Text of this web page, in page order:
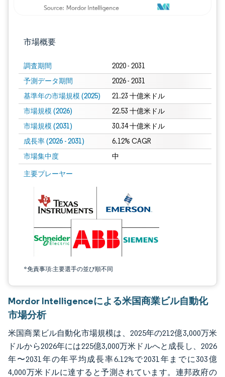
市場概要
調査期間 2020 - 2031
予測データ期間 2026 - 2031
基準年の市場規模 (2025) 21.23 十億米ドル
市場規模 (2026) 22.53 十億米ドル
市場規模 (2031) 30.34 十億米ドル
成長率 (2026 - 2031) 6.12% CAGR
市場集中度 中
主要プレーヤー
*免責事項:主要選手の並び順不同
画像 © Mordor Intelligence。再利用にはCC BY 4.0の表示が必要です。
Mordor Intelligenceによる米国商業ビル自動化
市場分析
米国商業ビル自動化市場規模は、2025年の212億3,000万米
ドルから2026年には225億3,000万米ドルへと成長し、2026
年〜2031年の年平均成長率6.12%で2031年までに303億
4,000万米ドルに達すると予測されています。連邦政府の